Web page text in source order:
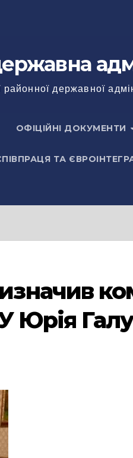
державної
ОФІЦІЙНІ ДОКУМЕНТИ
ТА
Юрія